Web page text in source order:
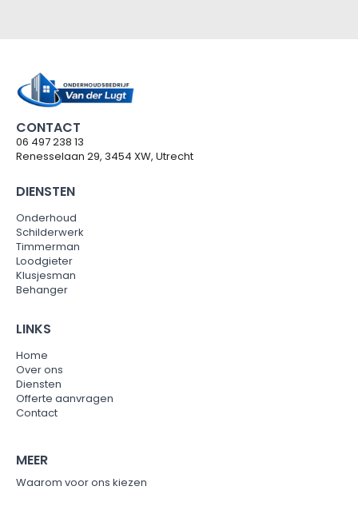
CONTACT
06 497 238 13
Renesselaan 29, 3454 XW, Utrecht
DIENSTEN
Onderhoud
Schilderwerk
Timmerman
Loodgieter
Klusjesman
Behanger
LINKS
Home
Over ons
Diensten
Offerte aanvragen
Contact
MEER
Waarom voor ons kiezen